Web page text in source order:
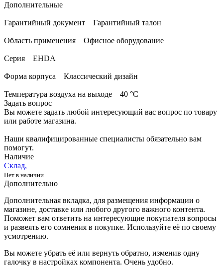
Дополнительные
Гарантийный документ Гарантийный талон
Область применения Офисное оборудование
Серия EHDA
Форма корпуса Классический дизайн
Температура воздуха на выходе 40 °С
Задать вопрос
Вы можете задать любой интересующий вас вопрос по товару
или работе магазина.
Наши квалифицированные специалисты обязательно вам
помогут.
Наличие
Склад,
Нет в наличии
Дополнительно
Дополнительная вкладка, для размещения информации о
магазине, доставке или любого другого важного контента.
Поможет вам ответить на интересующие покупателя вопросы
и развеять его сомнения в покупке. Используйте её по своему
усмотрению.
Вы можете убрать её или вернуть обратно, изменив одну
галочку в настройках компонента. Очень удобно.